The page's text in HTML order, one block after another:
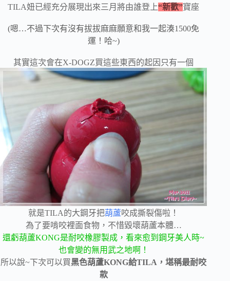
TILA妞已經充分展現出來三月將由誰登上“新歡”寶座
(嗯…不過下次有沒有拔拔麻麻願意和我一起湊1500免
運！哈~)
其實這次會在X-DOGZ買這些東西的起因只有一個
就是TILA的大鋼牙把葫蘆咬成撕裂傷啦！
為了要啃咬裡面食物，不惜毀壞葫蘆本體…
還虧葫蘆KONG是耐咬橡膠製成，看來愈到鋼牙美人時~
也會變的無用武之地啊！
所以說~下次可以買黑色葫蘆KONG給TILA，堪稱最耐咬
款